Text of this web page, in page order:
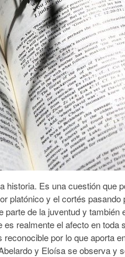
Es una cuestión que
platónico y el cortés pasando
de la juventud y también
realmente el afecto en toda
por lo que aporta
y Eloísa se observa y